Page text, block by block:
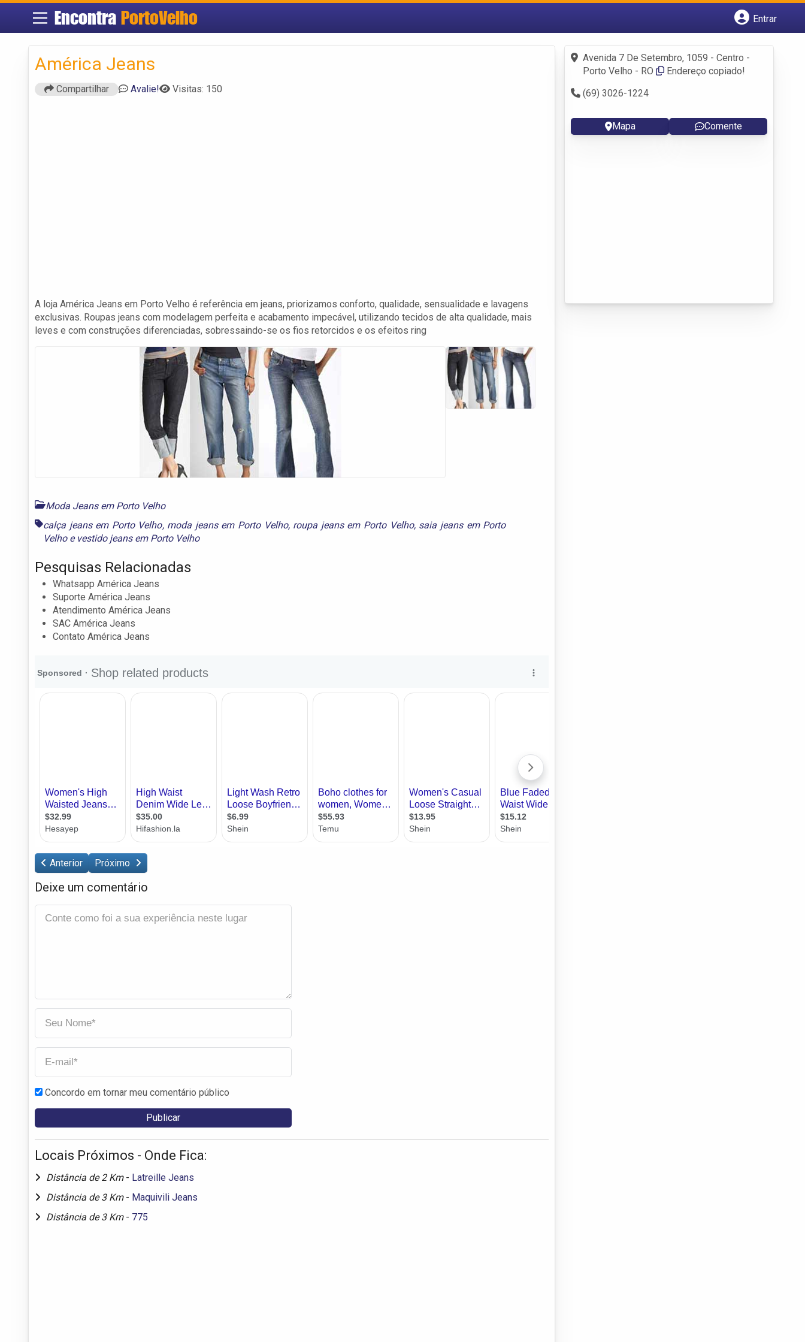
Encontra PortoVelho
Entrar
Fazer login
Criar conta
América Jeans
Compartilhar Avalie! Visitas: 150
A loja América Jeans em Porto Velho é referência em jeans, priorizamos conforto, qualidade, sensualidade e lavagens
exclusivas. Roupas jeans com modelagem perfeita e acabamento impecável, utilizando tecidos de alta qualidade, mais
leves e com construções diferenciadas, sobressaindo-se os fios retorcidos e os efeitos ring
Moda Jeans em Porto Velho
calça jeans em Porto Velho, moda jeans em Porto Velho, roupa jeans em Porto Velho, saia jeans em Porto
Velhoe vestido jeans em Porto Velho
Pesquisas Relacionadas
Whatsapp América Jeans
Suporte América Jeans
Atendimento América Jeans
SAC América Jeans
Contato América Jeans
Anterior Próximo
Deixe um comentário
Concordo em tornar meu comentário público
Locais Próximos - Onde Fica:
Distância de 2 Km - Latreille Jeans
Distância de 3 Km - Maquivili Jeans
Distância de 3 Km - 775
Avenida 7 De Setembro, 1059 - Centro -
Porto Velho - RO
Endereço copiado!
(69) 3026-1224
Mapa Comente